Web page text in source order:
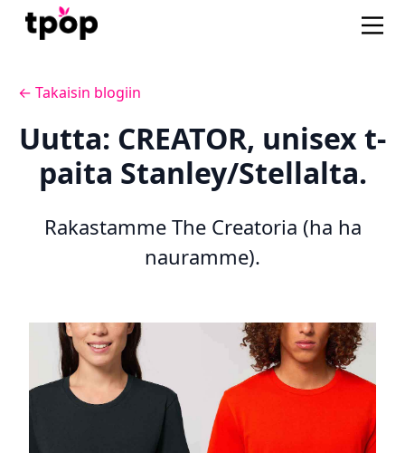
← Takaisin blogiin
Uutta: CREATOR, unisex t-
paita Stanley/Stellalta.
Rakastamme The Creatoria (ha ha
nauramme).